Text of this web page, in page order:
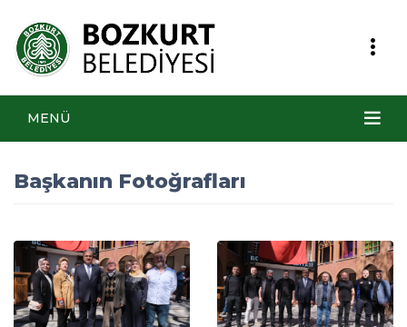
MENÜ
Başkanın Fotoğrafları